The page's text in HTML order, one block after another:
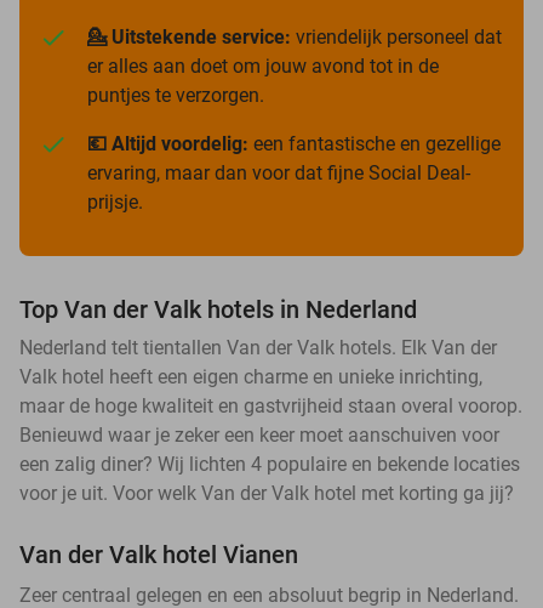
💁 Uitstekende service: vriendelijk personeel dat
er alles aan doet om jouw avond tot in de
puntjes te verzorgen.
💶 Altijd voordelig: een fantastische en gezellige
ervaring, maar dan voor dat fijne Social Deal-
prijsje.
Top Van der Valk hotels in Nederland
Nederland telt tientallen Van der Valk hotels. Elk Van der
Valk hotel heeft een eigen charme en unieke inrichting,
maar de hoge kwaliteit en gastvrijheid staan overal voorop.
Benieuwd waar je zeker een keer moet aanschuiven voor
een zalig diner? Wij lichten 4 populaire en bekende locaties
voor je uit. Voor welk Van der Valk hotel met korting ga jij?
Van der Valk hotel Vianen
Zeer centraal gelegen en een absoluut begrip in Nederland.